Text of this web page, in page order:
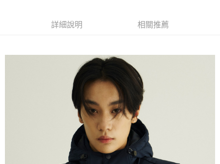
１．透過由恩沛科技股份有限公司提供之「AFTEE先享後付」服務完成之交
https://aftee.tw/terms/#terms3
３．未成年的使用者請事先徵得法定代理人或監護人之同意方可使用
「AFTEE先享後付」，若未經同意申辦者引起之損失，本公司不負相關責
４．使用「AFTEE先享後付」時，將依據個別帳號之用戶狀況，依本公司即
時審查核予不同之上限額度；若仍有額度不足之情形，本公司將視審查結果
５．嚴禁一人註冊多個帳號或使用他人資訊註冊。若發現惡意使用之情形，
恩沛科技股份有限公司將有權停止該用戶之使用額度並採取法律行動。
每筆NT$80，滿NT$1,200(含以上)免運費
每筆NT$80，滿NT$1,200(含以上)免運費
每筆NT$80，滿NT$1,200(含以上)免運費
詳細說明 相關推薦